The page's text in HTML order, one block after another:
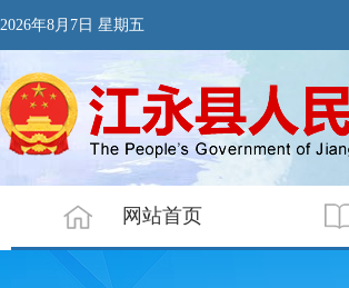
2026年8月7日 星期五
网站首页